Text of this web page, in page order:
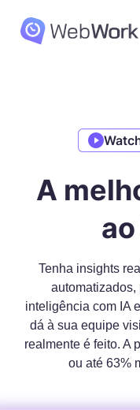
A
Tenha insights
inteligência com IA
dá à sua equipe
realmente é feito. A
ou até 63%